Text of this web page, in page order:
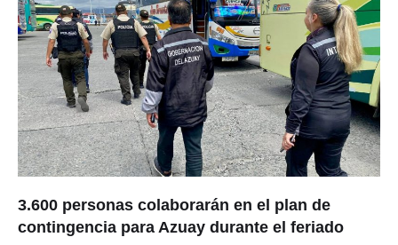
3.600 personas colaborarán en el plan de
contingencia para Azuay durante el feriado